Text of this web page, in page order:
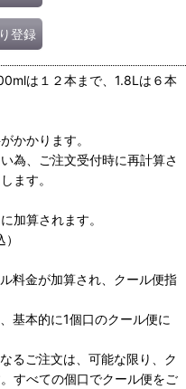
登録
は１２本まで、1.8Lは６本
かかります。
為、ご注文受付時に再計算さ
ます。
加算されます。
料金が加算され、クール便指
基本的に1個口のクール便に
るご注文は、可能な限り、ク
すべての個口でクール便をご